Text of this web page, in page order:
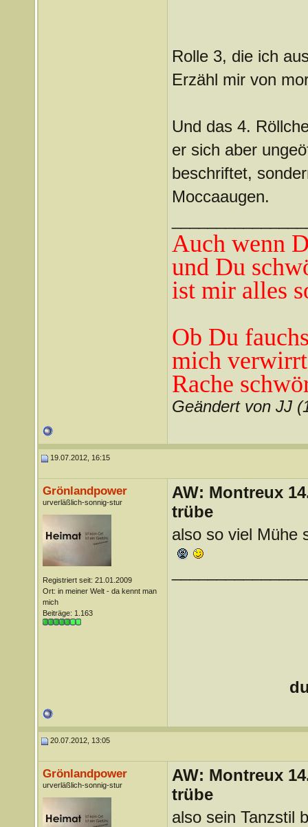
Rolle 3, die ich
Erzähl mir von
Und das 4.
er sich aber
beschriftet,
Moccaaugen.
Auch wenn
und Du
ist mir alles
Ob Du
mich
Rache
Geändert von JJ
19.07.2012, 16:15
Grönlandpower
urverläßlich-sonnig-stur
Registriert seit: 21.01.2009
Ort: in meiner Welt - da kennt man
mich
Beiträge: 1.163
AW: Montreux
trübe
also so viel Mühe
20.07.2012, 13:05
Grönlandpower
urverläßlich-sonnig-stur
AW: Montreux
trübe
also sein Tanzstil